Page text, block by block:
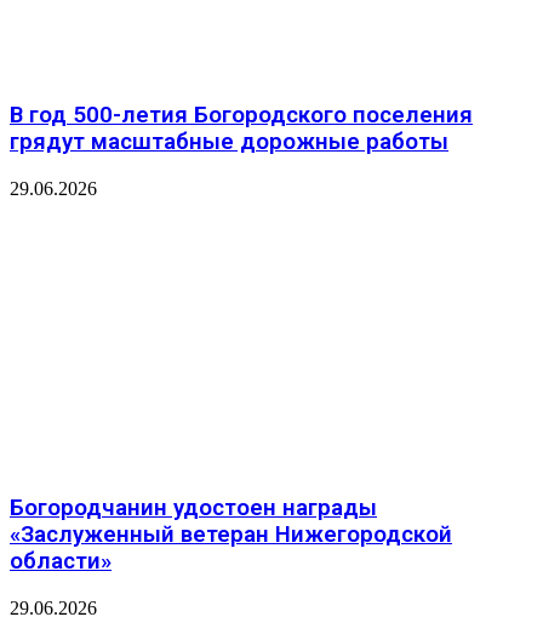
В год 500-летия Богородского поселения
грядут масштабные дорожные работы
29.06.2026
Богородчанин удостоен награды
«Заслуженный ветеран Нижегородской
области»
29.06.2026